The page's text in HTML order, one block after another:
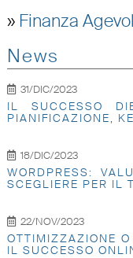
» Finanza
News
31/DIC/2023
IL SUCCESSO
PIANIFICAZIONE,
18/DIC/2023
WORDPRESS:
SCEGLIERE PER IL
22/NOV/2023
OTTIMIZZAZIONE
IL SUCCESSO